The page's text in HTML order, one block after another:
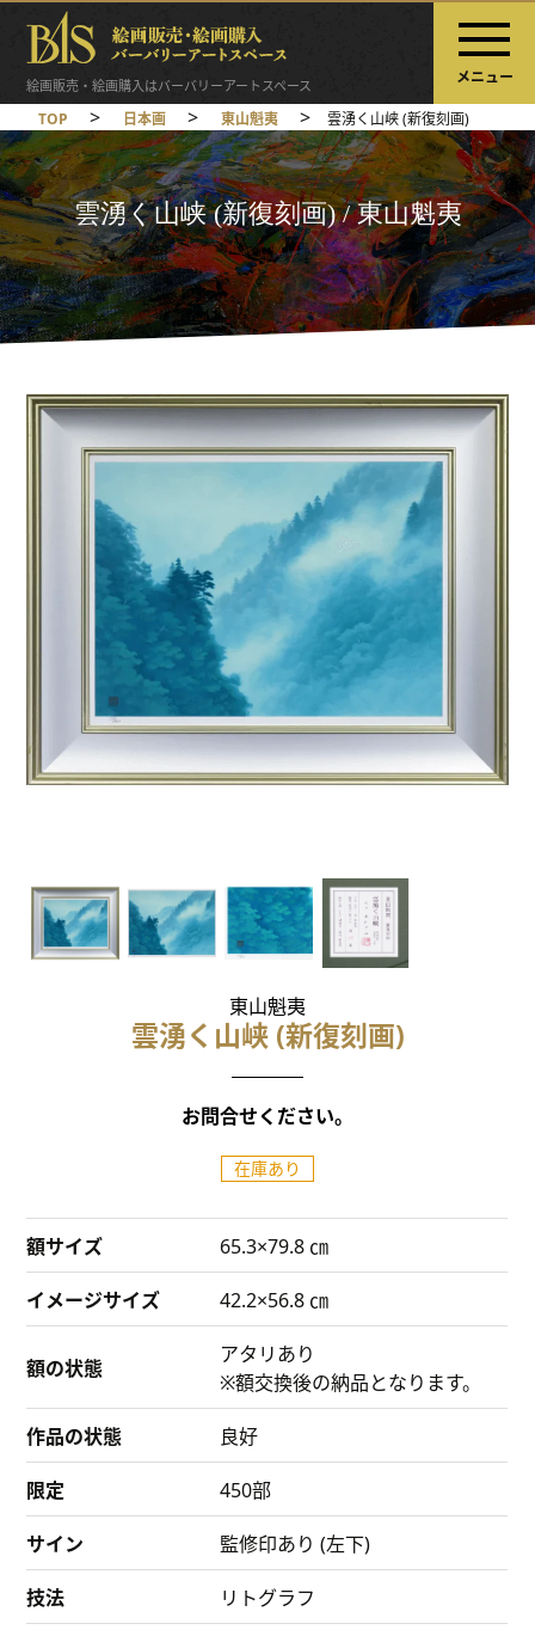
絵画販売・絵画購入はバーバリーアートスペース メニュー
TOP > 日本画 > 東山魁夷 > 雲湧く山峡 (新復刻画)
雲湧く山峡 (新復刻画) / 東山魁夷
東山魁夷
雲湧く山峡 (新復刻画)
お問合せください。
在庫あり
額サイズ 65.3×79.8 ㎝
イメージサイズ 42.2×56.8 ㎝
額の状態
アタリあり
※額交換後の納品となります。
作品の状態 良好
限定 450部
サイン 監修印あり (左下)
技法 リトグラフ